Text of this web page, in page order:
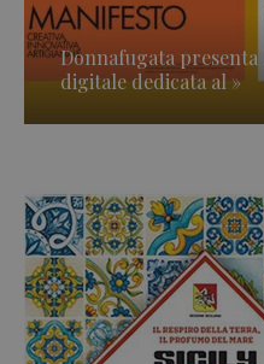
Donnafugata
digitale dedicata al »